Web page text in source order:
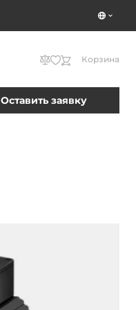
Корзина
Оставить заявку